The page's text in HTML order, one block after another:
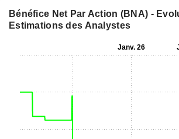
Bénéfice Net Par Action (BNA) -
Estimations des Analystes